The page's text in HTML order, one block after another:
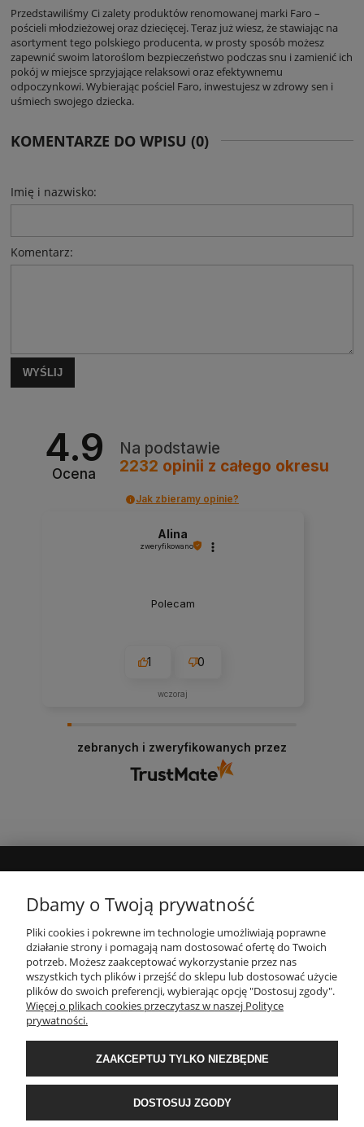
Przedstawiliśmy Ci zalety produktów renomowanej marki Faro –
pościeli młodzieżowej oraz dziecięcej. Teraz już wiesz, że stawiając na
asortyment tego polskiego producenta, w prosty sposób możesz
zapewnić swoim latoroślom bezpieczeństwo podczas snu i zamienić ich
pokój w miejsce sprzyjające relaksowi oraz efektywnemu
odpoczynkowi.Wybierając pościel Faro, inwestujesz w zdrowy sen i
uśmiech swojego dziecka.
KOMENTARZE DO WPISU (0)
Imię i nazwisko:
Komentarz:
WYŚLIJ
4.9
Ocena
Na podstawie
2232 opinii z całego okresu
Jak zbieramy opinie?
Alina
zweryfikowano
Polecam
1 0
wczoraj
zebranych i zweryfikowanych przez
INFORMACJE
PŁATNOŚCI I DOSTAWA
O NAS
POPULARNE KATEGORIE
Dbamy o Twoją prywatność
Pliki cookies i pokrewne im technologie umożliwiają poprawne
działanie strony i pomagają nam dostosować ofertę do Twoich
potrzeb. Możesz zaakceptować wykorzystanie przez nas
wszystkich tych plików i przejść do sklepu lub dostosować użycie
plików do swoich preferencji, wybierając opcję "Dostosuj zgody".
Więcej o plikach cookies przeczytasz w naszej Polityce
prywatności.
ZAAKCEPTUJ TYLKO NIEZBĘDNE
DOSTOSUJ ZGODY